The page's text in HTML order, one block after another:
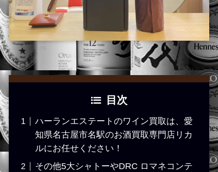
目次
ハーランエステートのワイン買取は、愛
知県名古屋市名駅のお酒買取専門店リカ
ルにお任せください！
その他5大シャトーやDRC ロマネコンテ